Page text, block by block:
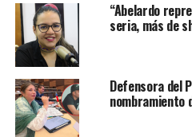
“Abelardo
seria, más de
Defensora del
nombramiento